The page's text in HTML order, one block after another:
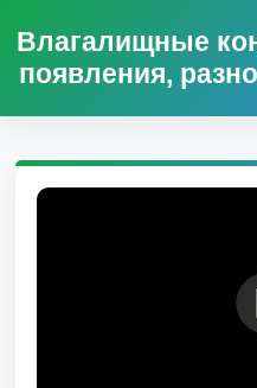
Влагалищные
появления,